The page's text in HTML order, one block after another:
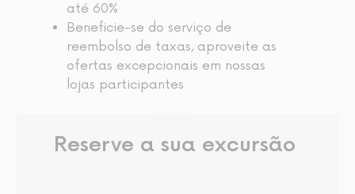
até 60%
Beneficie-se do serviço de
reembolso de taxas, aproveite as
ofertas excepcionais em nossas
lojas participantes
Reserve a sua excursão